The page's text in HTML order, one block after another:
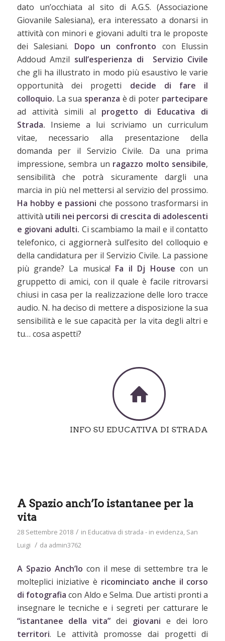
dato un’occhiata al sito di A.G.S. (Associazione
Giovanile Salesiana), era interessato a donarsi in
attività con minori e giovani adulti tra le proposte
dei Salesiani. Dopo un confronto con Elussin
Addoud Amzil sull’esperienza di Servizio Civile
che gli ha illustrato in modo più esaustivo le varie
opportunità dei progetti decide di fare il
colloquio. La sua speranza è di poter partecipare
ad attività simili al progetto di Educativa di
Strada. Insieme a lui scriviamo un curriculum
vitae, necessario alla presentazione della
domanda per il Servizio Civile. Da una prima
impressione, sembra un ragazzo molto sensibile,
sensibilità che potrà sicuramente dargli una
marcia in più nel mettersi al servizio del prossimo.
Ha hobby e passioni che possono trasformarsi in
attività utili nei percorsi di crescita di adolescenti
e giovani adulti. Ci scambiamo la mail e il contatto
telefonico, ci aggiornerà sull’esito del colloquio e
della candidatura per il Servizio Civile. La passione
più grande? La musica! Fa il Dj House con un
gruppetto di amici, con il quale è facile ritrovarsi
chiusi in casa per la realizzazione delle loro tracce
audio. N. ha deciso di mettere a disposizione la sua
sensibilità e le sue capacità per la vita degli altri e
tu… cosa aspetti?
INFO SU EDUCATIVA DI STRADA
A Spazio anch’Io istantanee per la
vita
28 Settembre 2018 / in Educativa di strada - in evidenza, San
Luigi / da admin3762
A Spazio Anch’Io con il mese di settembre tra le
molteplici iniziative è ricominciato anche il corso
di fotografia con Aldo e Selma. Due artisti pronti a
insegnare le tecniche e i segreti per catturare le
“istantanee della vita” dei giovani e dei loro
territori. Le attività promosse dai progetti di